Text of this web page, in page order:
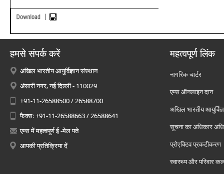
हमसे संपर्क करें
अखिल भारतीय आयुर्विज्ञान संस्थान
अंसारी नगर, नई दिल्ली - 110029
+91-11-26588500 / 26588700
फैक्स: +91-11-26588663 / 26588641
एम्स में महत्वपूर्ण ई -मेल पते
आपकी प्रतिक्रिया दें
महत्वपूर्ण लिंक
नागरिक चार्टर
एम्स ऑनलाइन दान
अखिल भारतीय
सूचना का अधिकार
प्रोएक्टिव प्रकटीकरण
स्वास्थ्य और परिवार